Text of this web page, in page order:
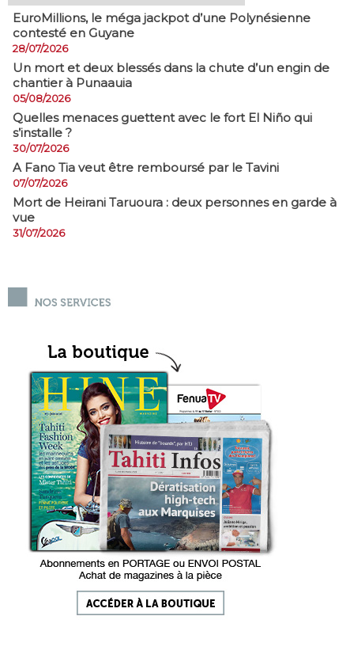
EuroMillions, ​le méga jackpot d’une Polynésienne
contesté en Guyane
28/07/2026
​Un mort et deux blessés dans la chute d’un engin de
chantier à Punaauia
05/08/2026
Quelles menaces guettent avec le fort El Niño qui
s’installe ?
30/07/2026
A Fano Tia veut être remboursé par le Tavini
07/07/2026
Mort de Heirani Taruoura : deux personnes en garde à
vue
31/07/2026